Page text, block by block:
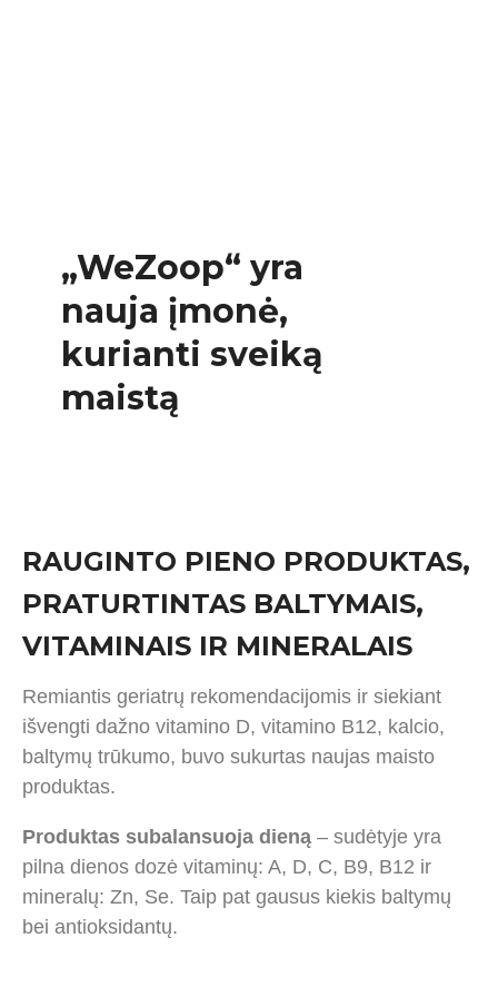
„WeZoop“ yra
nauja įmonė,
kurianti sveiką
maistą
RAUGINTO PIENO PRODUKTAS,
PRATURTINTAS BALTYMAIS,
VITAMINAIS IR MINERALAIS
Remiantis geriatrų rekomendacijomis ir siekiant
išvengti dažno vitamino D, vitamino B12, kalcio,
baltymų trūkumo, buvo sukurtas naujas maisto
produktas.
Produktas subalansuoja dieną – sudėtyje yra
pilna dienos dozė vitaminų: A, D, C, B9, B12 ir
mineralų: Zn, Se. Taip pat gausus kiekis baltymų
bei antioksidantų.